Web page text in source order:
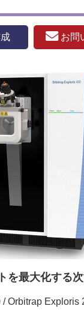
お問
を最大化する
Orbitrap Exploris
ョップ